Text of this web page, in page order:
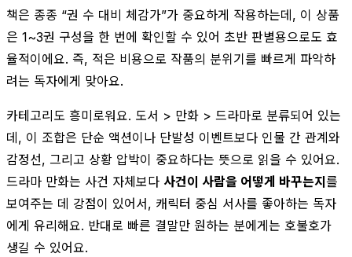
책은 종종 “권 수 대비 체감가”가 중요하게 작용하는데, 이 상품
은 1~3권 구성을 한 번에 확인할 수 있어 초반 판별용으로도 효
율적이에요. 즉, 적은 비용으로 작품의 분위기를 빠르게 파악하
려는 독자에게 맞아요.
카테고리도 흥미로워요. 도서 > 만화 > 드라마로 분류되어 있는
데, 이 조합은 단순 액션이나 단발성 이벤트보다 인물 간 관계와
감정선, 그리고 상황 압박이 중요하다는 뜻으로 읽을 수 있어요.
드라마 만화는 사건 자체보다 사건이 사람을 어떻게 바꾸는지를
보여주는 데 강점이 있어서, 캐릭터 중심 서사를 좋아하는 독자
에게 유리해요. 반대로 빠른 결말만 원하는 분에게는 호불호가
생길 수 있어요.